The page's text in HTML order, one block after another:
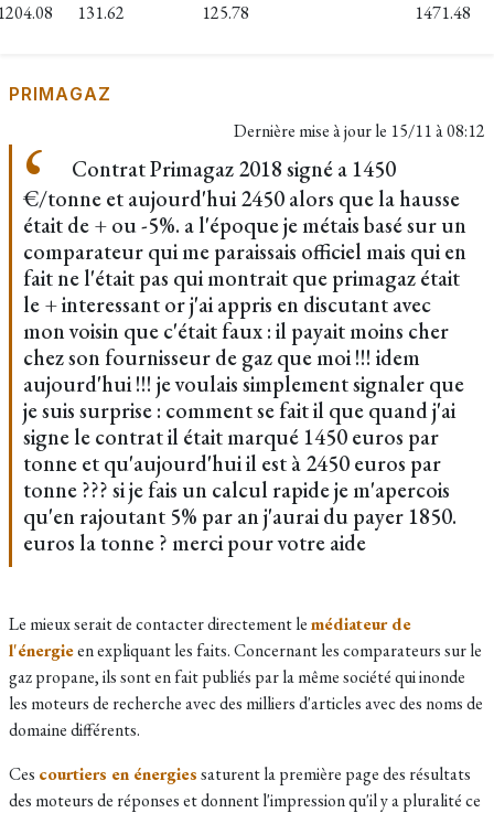
131.62 125.78 1471.48
PRIMAGAZ
Dernière mise à jour le 15/11 à 08:12
Contrat Primagaz 2018 signé a 1450
€/tonne et aujourd'hui 2450 alors que la hausse
était de + ou -5%. a l'époque je métais basé sur un
comparateur qui me paraissais officiel mais qui en
fait ne l'était pas qui montrait que primagaz était
le + interessant or j'ai appris en discutant avec
mon voisin que c'était faux : il payait moins cher
chez son fournisseur de gaz que moi !!! idem
aujourd'hui !!! je voulais simplement signaler que
je suis surprise : comment se fait il que quand j'ai
signe le contrat il était marqué 1450 euros par
tonne et qu'aujourd'hui il est à 2450 euros par
tonne ??? si je fais un calcul rapide je m'apercois
qu'en rajoutant 5% par an j'aurai du payer 1850.
euros la tonne ? merci pour votre aide
Le mieux serait de contacter directement lemédiateur de
l'énergieen expliquant les faits. Concernant les comparateurs sur le
gaz propane, ils sont en fait publiés par la même société qui inonde
les moteurs de recherche avec des milliers d'articles avec des noms de
domaine différents.
Ces courtiers en énergiessaturent la première page des résultats
des moteurs de réponses et donnent l'impression qu'il y a pluralité ce